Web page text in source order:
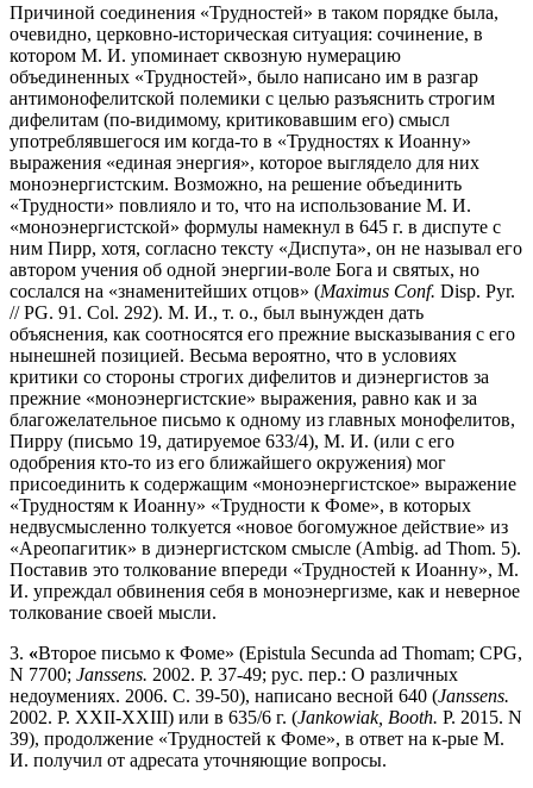
Причиной соединения «Трудностей» в таком порядке была,
очевидно, церковно-историческая ситуация: сочинение, в
котором М. И. упоминает сквозную нумерацию
объединенных «Трудностей», было написано им в разгар
антимонофелитской полемики с целью разъяснить строгим
дифелитам (по-видимому, критиковавшим его) смысл
употреблявшегося им когда-то в «Трудностях к Иоанну»
выражения «единая энергия», которое выглядело для них
моноэнергистским. Возможно, на решение объединить
«Трудности» повлияло и то, что на использование М. И.
«моноэнергистской» формулы намекнул в 645 г. в диспуте с
ним Пирр, хотя, согласно тексту «Диспута», он не называл его
автором учения об одной энергии-воле Бога и святых, но
сослался на «знаменитейших отцов» (Maximus Conf. Disp. Pyr.
// PG. 91. Col. 292). М. И., т. о., был вынужден дать
объяснения, как соотносятся его прежние высказывания с его
нынешней позицией. Весьма вероятно, что в условиях
критики со стороны строгих дифелитов и диэнергистов за
прежние «моноэнергистские» выражения, равно как и за
благожелательное письмо к одному из главных монофелитов,
Пирру (письмо 19, датируемое 633/4), М. И. (или с его
одобрения кто-то из его ближайшего окружения) мог
присоединить к содержащим «моноэнергистское» выражение
«Трудностям к Иоанну» «Трудности к Фоме», в которых
недвусмысленно толкуется «новое богомужное действие» из
«Ареопагитик» в диэнергистском смысле (Ambig. ad Thom. 5).
Поставив это толкование впереди «Трудностей к Иоанну», М.
И. упреждал обвинения себя в моноэнергизме, как и неверное
толкование своей мысли.
3. «Второе письмо к Фоме» (Epistula Secunda ad Thomam; CPG,
N 7700; Janssens. 2002. P. 37-49; рус. пер.: О различных
недоумениях. 2006. С. 39-50), написано весной 640 (Janssens.
2002. P. XXII-XXIII) или в 635/6 г. (Jankowiak, Booth. P. 2015. N
39), продолжение «Трудностей к Фоме», в ответ на к-рые М.
И. получил от адресата уточняющие вопросы.